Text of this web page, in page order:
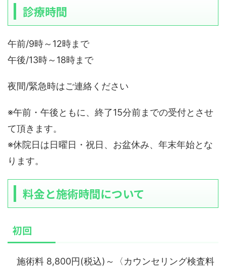
診療時間
午前/9時～12時まで
午後/13時～18時まで
夜間/緊急時はご連絡ください
※午前・午後ともに、終了15分前までの受付とさせ
て頂きます。
※休院日は日曜日・祝日、お盆休み、年末年始とな
ります。
料金と施術時間について
初回
施術料 8,800円(税込)～〈カウンセリング検査料